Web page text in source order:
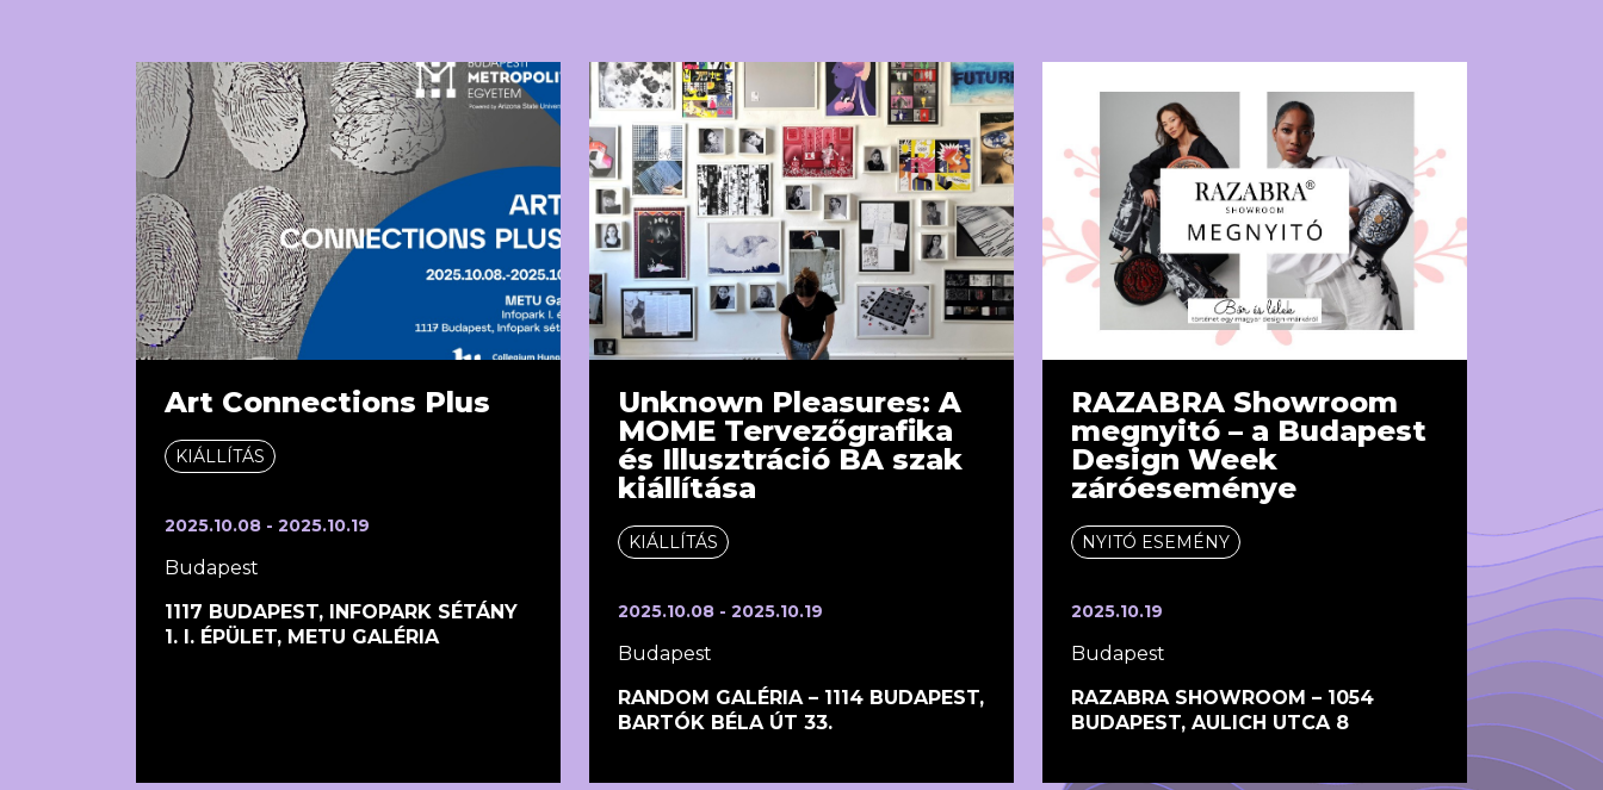
Art Connections Plus
KIÁLLÍTÁS
2025.10.08 - 2025.10.19
Budapest
1117 BUDAPEST, INFOPARK SÉTÁNY
1. I. ÉPÜLET, METU GALÉRIA
Unknown Pleasures: A
MOME Tervezőgrafika
és Illusztráció BA szak
kiállítása
KIÁLLÍTÁS
2025.10.08 - 2025.10.19
Budapest
RANDOM GALÉRIA – 1114 BUDAPEST,
BARTÓK BÉLA ÚT 33.
RAZABRA Showroom
megnyitó – a Budapest
Design Week
záróeseménye
NYITÓ ESEMÉNY
2025.10.19
Budapest
RAZABRA SHOWROOM – 1054
BUDAPEST, AULICH UTCA 8